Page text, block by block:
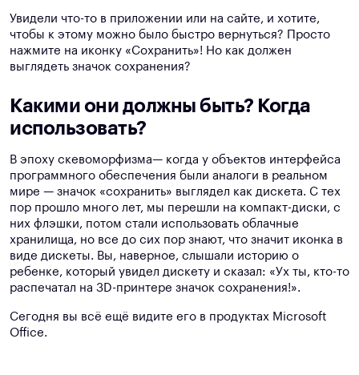
Увидели что-то в приложении или на сайте, и хотите,
чтобы к этому можно было быстро вернуться? Просто
нажмите на иконку «Сохранить»! Но как должен
выглядеть значок сохранения?
Какими они должны быть? Когда
использовать?
В эпоху скевоморфизма— когда у объектов интерфейса
программного обеспечения были аналоги в реальном
мире — значок «сохранить» выглядел как дискета. С тех
пор прошло много лет, мы перешли на компакт-диски, с
них флэшки, потом стали использовать облачные
хранилища, но все до сих пор знают, что значит иконка в
виде дискеты. Вы, наверное, слышали историю о
ребенке, который увидел дискету и сказал: «Ух ты, кто-то
распечатал на 3D-принтере значок сохранения!».
Сегодня вы всё ещё видите его в продуктах Microsoft
Office.